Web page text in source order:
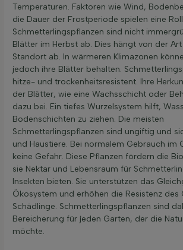
Temperaturen. Faktoren wie Wind,
die Dauer der Frostperiode spielen eine
Schmetterlingspflanzen sind nicht
Blätter im Herbst ab. Dies hängt von der
Standort ab. In wärmeren Klimazonen
jedoch ihre Blätter behalten.
hitze- und trockenheitsresistent. Ihre
der Blätter, wie eine Wachsschicht oder
dazu bei. Ein tiefes Wurzelsystem hilft,
Bodenschichten zu ziehen. Die meisten
Schmetterlingspflanzen sind ungiftig und
und Haustiere. Bei normalem Gebrauch im
keine Gefahr. Diese Pflanzen fördern die
sie Nektar und Lebensraum für
Insekten bieten. Sie unterstützen das
Ökosystem und erhöhen die Resistenz des
Schädlinge. Schmetterlingspflanzen sind
Bereicherung für jeden Garten, der die
möchte.